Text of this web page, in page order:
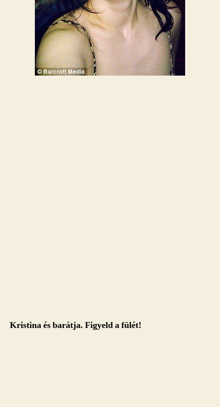
Kristina és barátja. Figyeld a fülét!